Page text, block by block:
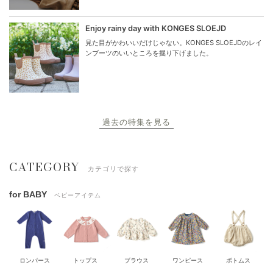
Enjoy rainy day with KONGES SLOEJD
見た目がかわいいだけじゃない。KONGES SLOEJDのレイ
ンブーツのいいところを掘り下げました。
過去の特集を見る
CATEGORY カテゴリで探す
for BABY ベビーアイテム
ロンパース トップス ブラウス ワンピース ボトムス